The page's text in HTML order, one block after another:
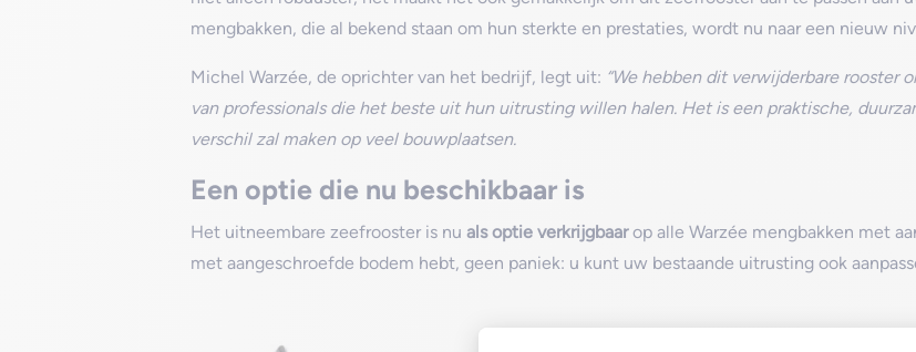
mengbakken, die al bekend staan om hun sterkte en prestaties, wordt nu naar een nieuw
Michel Warzée, de oprichter van het bedrijf, legt uit: “We hebben dit verwijderbare rooster
van professionals die het beste uit hun uitrusting willen halen. Het is een praktische,
verschil zal maken op veel bouwplaatsen.
Een optie die nu beschikbaar is
Het uitneembare zeefrooster is nu als optie verkrijgbaarop alle Warzée mengbakken met
met aangeschroefde bodem hebt, geen paniek: u kunt uw bestaande uitrusting ook